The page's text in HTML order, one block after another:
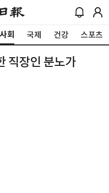
사회 국제 건강 스포츠
직장인 분노가